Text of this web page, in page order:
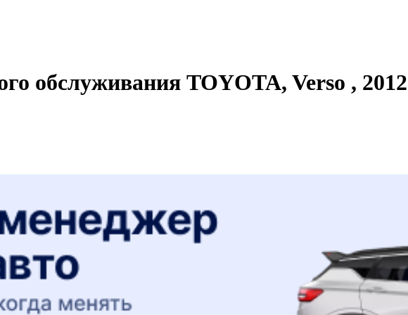
обслуживания TOYOTA, Verso ,